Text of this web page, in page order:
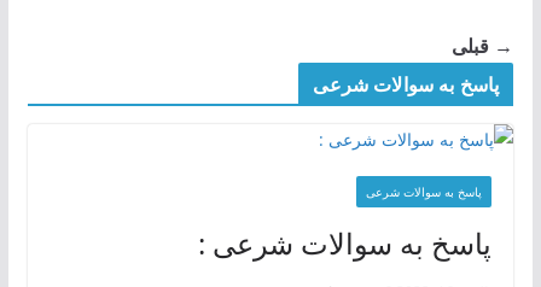
→ قبلی
پاسخ به سوالات شرعی
پاسخ به سوالات شرعی
پاسخ به سوالات شرعی :